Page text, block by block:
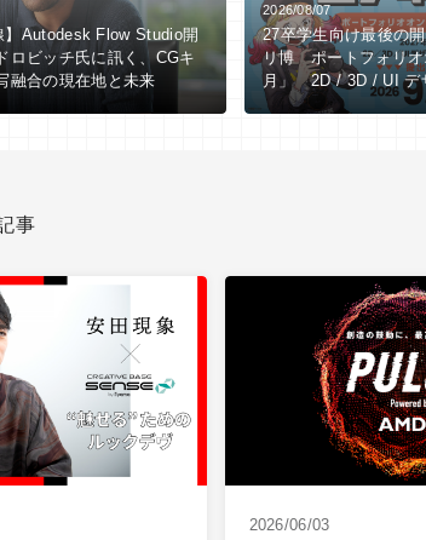
Autodesk Flow Studio開
ロビッチ氏に訊く、CGキ
融合の現在地と未来
2026/08/07
27卒学生向け最後の
リ博 ポートフォリオ
月」 2D / 3D / UI
※9/1（火）作品締切
事
2026/06/03